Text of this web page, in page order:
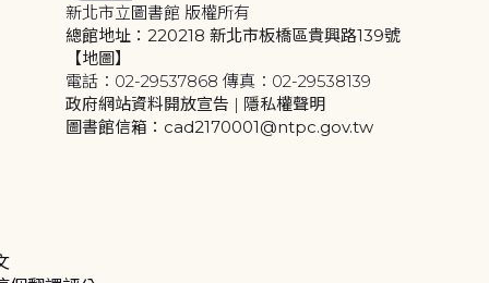
新北市立圖書館 版權所有
總館地址：220218 新北市板橋區貴興路139號
【地圖】
電話：02-29537868 傳真：02-29538139
政府網站資料開放宣告 | 隱私權聲明
圖書館信箱：cad2170001@ntpc.gov.tw